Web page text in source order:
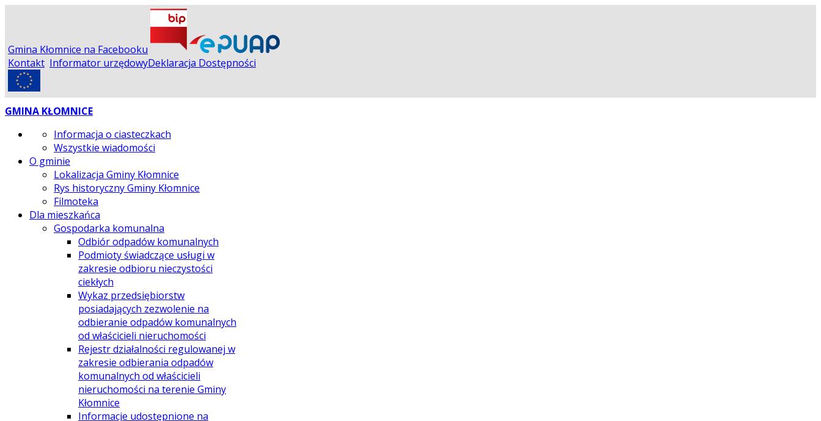
Gmina Kłomnice na Facebooku
Kontakt Informator urzędowyDeklaracja Dostępności
GMINA KŁOMNICE
Informacja o ciasteczkach
Wszystkie wiadomości
O gminie
Lokalizacja Gminy Kłomnice
Rys historyczny Gminy Kłomnice
Filmoteka
Dla mieszkańca
Gospodarka komunalna
Odbiór odpadów komunalnych
Podmioty świadczące usługi w
zakresie odbioru nieczystości
ciekłych
Wykaz przedsiębiorstw
posiadających zezwolenie na
odbieranie odpadów komunalnych
od właścicieli nieruchomości
Rejestr działalności regulowanej w
zakresie odbierania odpadów
komunalnych od właścicieli
nieruchomości na terenie Gminy
Kłomnice
Informacje udostępnione na